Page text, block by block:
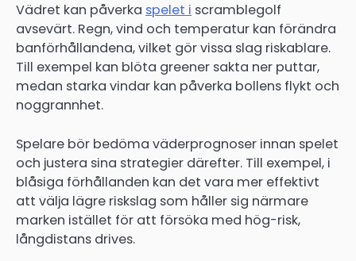
Vädret kan påverka spelet i scramblegolf
avsevärt. Regn, vind och temperatur kan förändra
banförhållandena, vilket gör vissa slag riskablare.
Till exempel kan blöta greener sakta ner puttar,
medan starka vindar kan påverka bollens flykt och
noggrannhet.
Spelare bör bedöma väderprognoser innan spelet
och justera sina strategier därefter. Till exempel, i
blåsiga förhållanden kan det vara mer effektivt
att välja lägre riskslag som håller sig närmare
marken istället för att försöka med hög-risk,
långdistans drives.